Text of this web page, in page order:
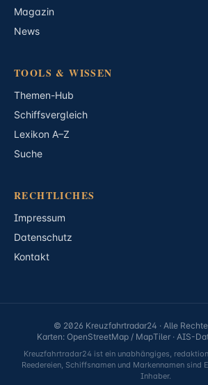
Magazin
News
TOOLS & WISSEN
Themen-Hub
Schiffsvergleich
Lexikon A–Z
Suche
RECHTLICHES
Impressum
Datenschutz
Kontakt
© 2026 Kreuzfahrtradar24 · Alle
Karten: OpenStreetMap / MapTiler · AIS-
Kreuzfahrtradar24 ist ein unabhängiges,
Reedereien, Schiffsnamen und Markennamen sind
Inhaber.